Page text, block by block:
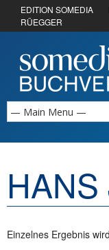
EDITION SOMEDIA
RÜEGGER
Einzelnes Ergebnis